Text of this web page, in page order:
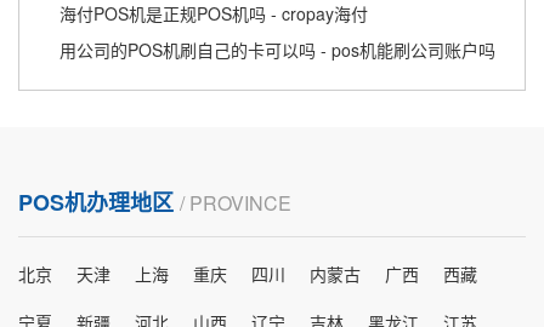
海付POS机是正规POS机吗 - cropay海付
用公司的POS机刷自己的卡可以吗 - pos机能刷公司账户吗
POS机办理地区 / PROVINCE
北京 天津 上海 重庆 四川 内蒙古 广西
西藏